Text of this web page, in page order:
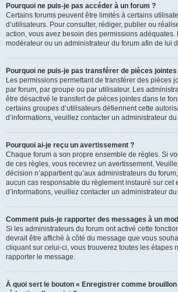
Pourquoi ne puis-je pas accéder à un forum ?
Certains forums peuvent être limités à certains
d’utilisateurs. Pour consulter, rédiger, publier ou
action, vous avez besoin des permissions adéquates.
modérateur ou un administrateur du forum afin de lui
Pourquoi ne puis-je pas transférer de pièces jointes
Les permissions permettant de transférer des pièces
par forum, par groupe ou par utilisateur. Les
être désactivé le transfert de pièces jointes dans le
certains groupes d’utilisateurs détiennent cette
d’informations, veuillez contacter un administrateur
Pourquoi ai-je reçu un avertissement ?
Chaque forum a son propre ensemble de règles. Si
de ces règles, vous recevrez un avertissement.
décision n’appartient qu’aux administrateurs du
aucun cas responsable du règlement instauré sur cet
d’informations, veuillez contacter un administrateur
Comment puis-je rapporter des messages à un
Si les administrateurs du forum ont activé cette
devrait être affiché à côté du message que vous
cliquant sur celui-ci, vous trouverez toutes les étapes
rapporter le message.
À quoi sert le bouton « Enregistrer comme